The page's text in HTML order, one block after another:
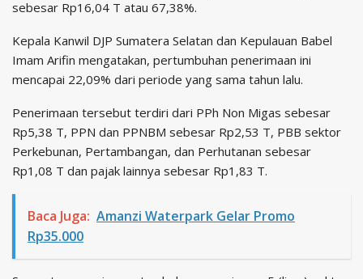
sebesar Rp16,04 T atau 67,38%.
Kepala Kanwil DJP Sumatera Selatan dan Kepulauan Babel
Imam Arifin mengatakan, pertumbuhan penerimaan ini
mencapai 22,09% dari periode yang sama tahun lalu.
Penerimaan tersebut terdiri dari PPh Non Migas sebesar
Rp5,38 T, PPN dan PPNBM sebesar Rp2,53 T, PBB sektor
Perkebunan, Pertambangan, dan Perhutanan sebesar
Rp1,08 T dan pajak lainnya sebesar Rp1,83 T.
Baca Juga: Amanzi Waterpark Gelar Promo
Rp35.000